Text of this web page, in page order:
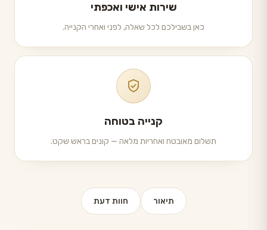
שירות אישי ואכפתי
כאן בשבילכם לכל שאלה, לפני ואחרי הקנייה.
קנייה בטוחה
תשלום מאובטח ואחריות מלאה — קונים בראש שקט.
תיאור חוות דעת